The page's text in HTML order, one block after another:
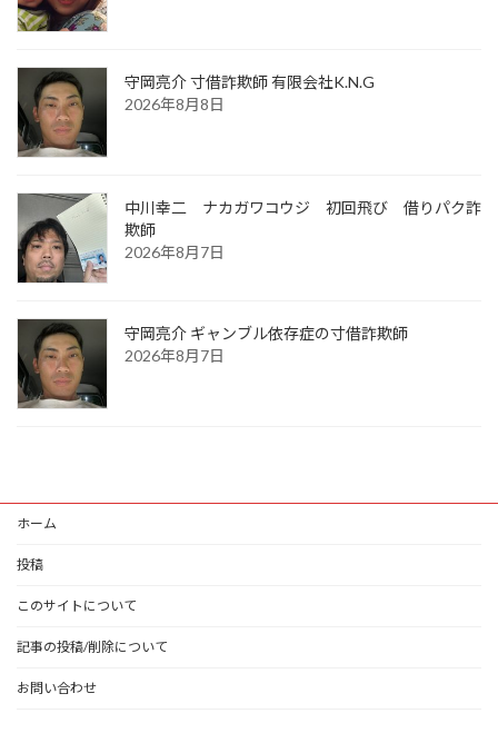
守岡亮介 寸借詐欺師 有限会社K.N.G
2026年8月8日
中川幸二 ナカガワコウジ 初回飛び 借りパク詐
欺師
2026年8月7日
守岡亮介 ギャンブル依存症の寸借詐欺師
2026年8月7日
ホーム
投稿
このサイトについて
記事の投稿/削除について
お問い合わせ